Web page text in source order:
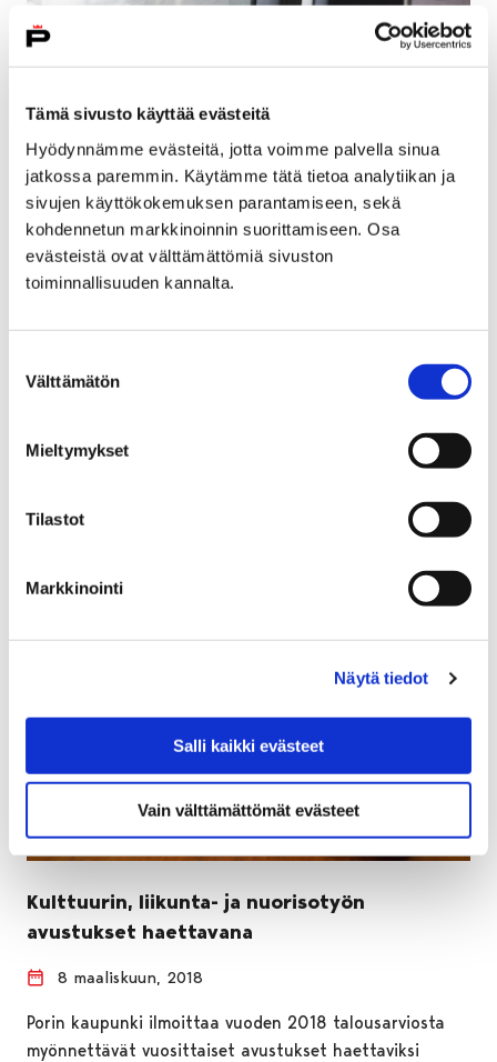
Tämä sivusto käyttää evästeitä
Hyödynnämme evästeitä, jotta voimme palvella sinua
jatkossa paremmin. Käytämme tätä tietoa analytiikan ja
sivujen käyttökokemuksen parantamiseen, sekä
kohdennetun markkinoinnin suorittamiseen. Osa
evästeistä ovat välttämättömiä sivuston
toiminnallisuuden kannalta.
valinta
Välttämätön
Mieltymykset
Tilastot
Markkinointi
Näytä tiedot
Salli kaikki evästeet
Vain välttämättömät evästeet
Autotehtaalle palkataan 1000 lisää –
Uudenkaupungin autotehdas eli Valmet Automotive
palkkaa tämän vuoden aikana 1000 uutta työntekijää.
Autotehtaalle järjestetään tutustuminen Porista 13.
Kulttuurin, liikunta- ja nuorisotyön
avustukset haettavana
8 maaliskuun, 2018
Porin kaupunki ilmoittaa vuoden 2018 talousarviosta
myönnettävät vuosittaiset avustukset haettaviksi